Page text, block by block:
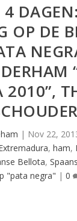
4
OP DE
2010”,
| Nov 22,
, ham,
Bellota,
"pata negra" | 0